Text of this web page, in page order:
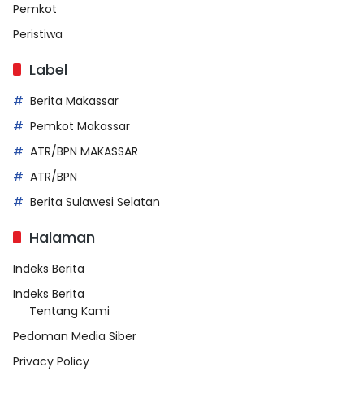
Pemkot
Peristiwa
Label
Berita Makassar
Pemkot Makassar
ATR/BPN MAKASSAR
ATR/BPN
Berita Sulawesi Selatan
Halaman
Indeks Berita
Indeks Berita
Tentang Kami
Pedoman Media Siber
Privacy Policy